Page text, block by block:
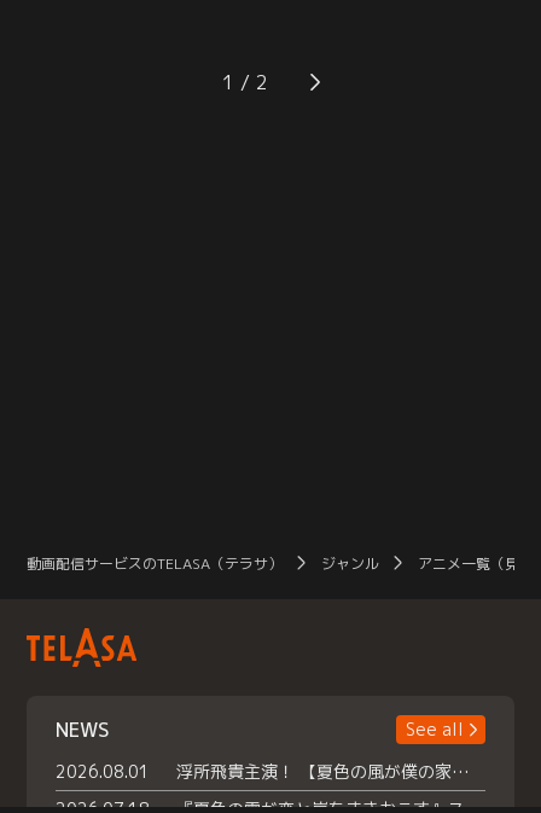
め、士道の投入を決意する。そして
時を遡ること数年前。小学生の凛
が連動したことで、U-20日本代表の
攻撃は活性化。前半戦とは全く異な
1
動画配信サービスのTELASA（テラサ） ジャンル アニメ一覧（見放
NEWS
See all
2026.08.01
浮所飛貴主演！ 【夏色の風が僕の家にやってきた】 本日よりテラサで独占配信スタート！